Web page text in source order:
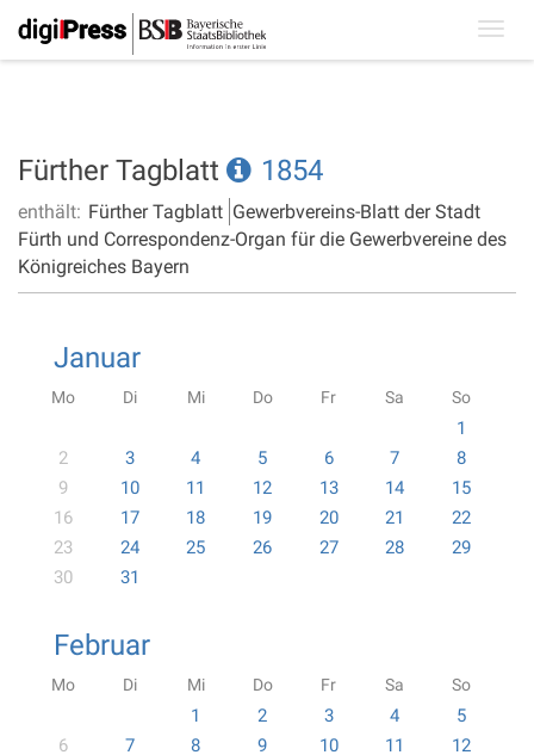
Fürther Tagblatt 1854
enthält: Fürther Tagblatt Gewerbvereins-Blatt der Stadt
Fürth und Correspondenz-Organ für die Gewerbvereine des
Königreiches Bayern
Januar
Mo Di Mi Do Fr Sa So
1
2
3 4 5 6 7
8
9
10 11 12 13 14
15
16
17 18 19 20 21
22
23
24 25 26 27 28
29
30
31
Februar
Mo Di Mi Do Fr Sa So
1 2 3 4
5
6
7 8 9 10 11
12